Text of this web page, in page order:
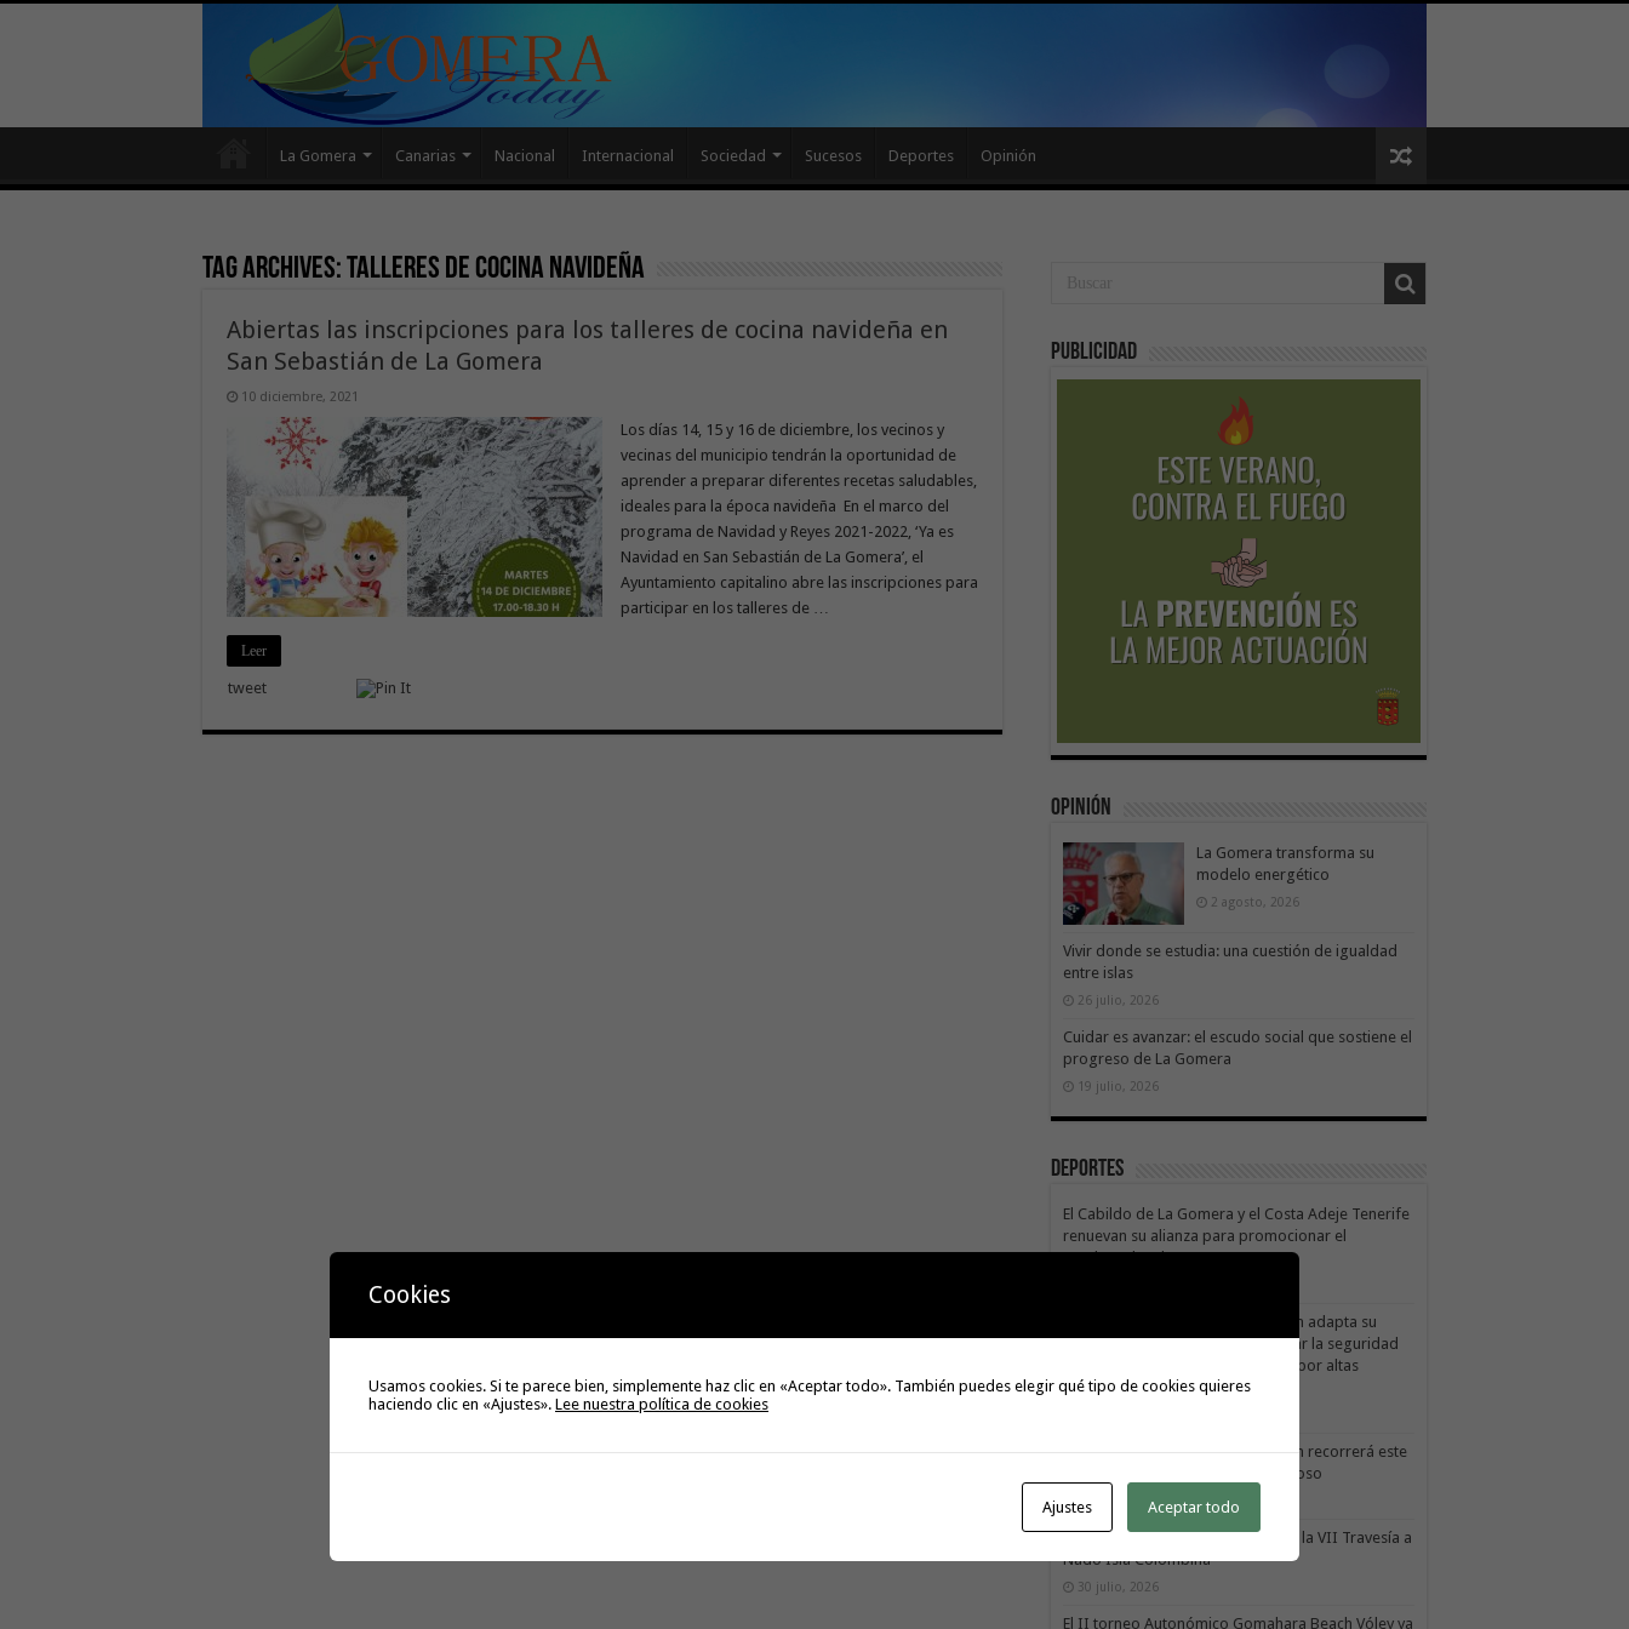
La Gomera Canarias Nacional Internacional Sociedad Sucesos Deportes Opinión
Tag Archives:talleres de cocina navideña
Abiertas las inscripciones para los talleres de cocina navideña en
San Sebastián de La Gomera
10 diciembre, 2021
Los días 14, 15 y 16 de diciembre, los vecinos y
vecinas del municipio tendrán la oportunidad de
aprender a preparar diferentes recetas saludables,
ideales para la época navideña En el marco del
programa de Navidad y Reyes 2021-2022, ‘Ya es
Navidad en San Sebastián de La Gomera’, el
Ayuntamiento capitalino abre las inscripciones para
participar en los talleres de …
Leer
tweet
Publicidad
Opinión
La Gomera transforma su
modelo energético
2 agosto, 2026
Vivir donde se estudia: una cuestión de igualdad
entre islas
26 julio, 2026
Cuidar es avanzar: el escudo social que sostiene el
progreso de La Gomera
19 julio, 2026
Deportes
El Cabildo de La Gomera y el Costa Adeje Tenerife
renuevan su alianza para promocionar el
producto local
La X Cicloturista Virgen del Carmen adapta su
recorrido y horario para garantizar la seguridad
de los participantes ante la alerta por altas
temperaturas
La X Cicloturista Virgen del Carmen recorrerá este
sábado los paisajes de Vallehermoso
30 julio, 2026
Valle Gran Rey acoge este sábado la VII Travesía a
Nado Isla Colombina
30 julio, 2026
El II torneo Autonómico Gomahara Beach Vóley ya
Cookies
Usamos cookies. Si te parece bien, simplemente haz clic en «Aceptar todo». También puedes elegir qué tipo de cookies quieres
haciendo clic en «Ajustes». Lee nuestra política de cookies
Ajustes Aceptar todo